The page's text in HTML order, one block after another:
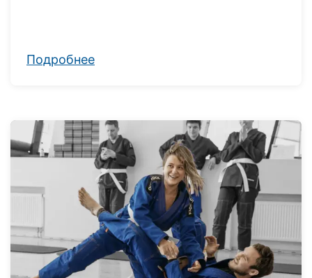
Подробнее